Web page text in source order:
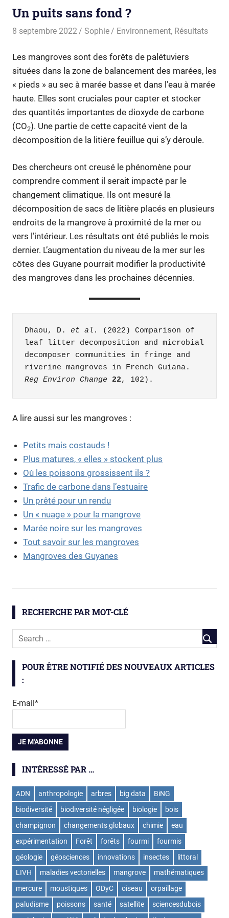
Un puits sans fond ?
8 septembre 2022 Sophie Environnement, Résultats
Les mangroves sont des forêts de palétuviers
situées dans la zone de balancement des marées, les
« pieds » au sec à marée basse et dans l’eau à marée
haute. Elles sont cruciales pour capter et stocker
des quantités importantes de dioxyde de carbone
(CO2). Une partie de cette capacité vient de la
décomposition de la litière feuillue qui s’y déroule.
Des chercheurs ont creusé le phénomène pour
comprendre comment il serait impacté par le
changement climatique. Ils ont mesuré la
décomposition de sacs de litière placés en plusieurs
endroits de la mangrove à proximité de la mer ou
vers l’intérieur. Les résultats ont été publiés le mois
dernier. L’augmentation du niveau de la mer sur les
côtes des Guyane pourrait modifier la productivité
des mangroves dans les prochaines décennies.
Dhaou, D. et al.
(2022) Comparison of
leaf litter decomposition and microbial
decomposer communities in fringe and
Reg Environ Change
22, 102).
A lire aussi sur les mangroves :
Petits mais costauds !
Plus matures, « elles » stockent plus
Où les poissons grossissent ils ?
Trafic de carbone dans l’estuaire
Un prêté pour un rendu
Un « nuage » pour la mangrove
Marée noire sur les mangroves
Tout savoir sur les mangroves
Mangroves des Guyanes
globaux
Mangroves
RECHERCHE PAR MOT-CLÉ
POUR ÊTRE NOTIFIÉ DES NOUVEAUX ARTICLES
:
E-mail*
INTÉRESSÉ PAR …
ADN anthropologie arbres big data
BiNG
biodiversité
biodiversité négligée biologie
bois
champignon
changements globaux chimie
eau
expérimentation
Forêt forêts fourmi
fourmis
géologie
géosciences innovations insectes
littoral
LIVH
maladies vectorielles mangrove
mathématiques
mercure
moustiques ODyC oiseau
orpaillage
paludisme
poissons santé satellite
sciencesdubois